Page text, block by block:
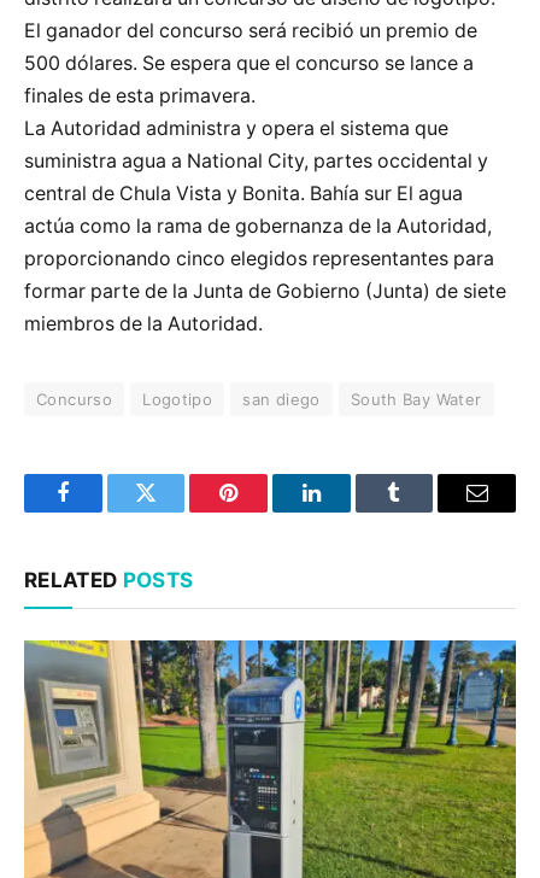
El ganador del concurso será recibió un premio de
500 dólares. Se espera que el concurso se lance a
finales de esta primavera.
La Autoridad administra y opera el sistema que
suministra agua a National City, partes occidental y
central de Chula Vista y Bonita. Bahía sur El agua
actúa como la rama de gobernanza de la Autoridad,
proporcionando cinco elegidos representantes para
formar parte de la Junta de Gobierno (Junta) de siete
miembros de la Autoridad.
Concurso Logotipo san diego South Bay Water
FacebookTwitter Pinterest LinkedInTumblr Email
RELATED POSTS